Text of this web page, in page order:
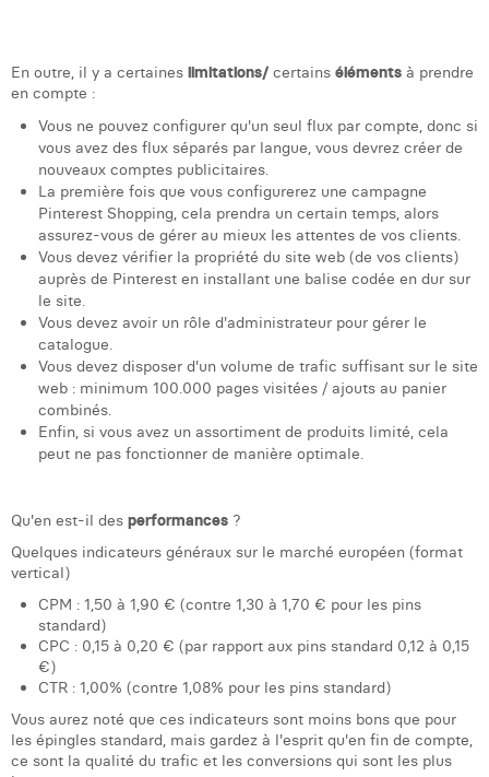
En outre, il y a certaines limitations/ certains éléments à prendre
en compte :
Vous ne pouvez configurer qu'un seul flux par compte, donc si
vous avez des flux séparés par langue, vous devrez créer de
nouveaux comptes publicitaires.
La première fois que vous configurerez une campagne
Pinterest Shopping, cela prendra un certain temps, alors
assurez-vous de gérer au mieux les attentes de vos clients.
Vous devez vérifier la propriété du site web (de vos clients)
auprès de Pinterest en installant une balise codée en dur sur
le site.
Vous devez avoir un rôle d'administrateur pour gérer le
catalogue.
Vous devez disposer d'un volume de trafic suffisant sur le site
web : minimum 100.000 pages visitées / ajouts au panier
combinés.
Enfin, si vous avez un assortiment de produits limité, cela
peut ne pas fonctionner de manière optimale.
Qu'en est-il des performances ?
Quelques indicateurs généraux sur le marché européen (format
vertical)
CPM : 1,50 à 1,90 € (contre 1,30 à 1,70 € pour les pins
standard)
CPC : 0,15 à 0,20 € (par rapport aux pins standard 0,12 à 0,15
€)
CTR : 1,00% (contre 1,08% pour les pins standard)
Vous aurez noté que ces indicateurs sont moins bons que pour
les épingles standard, mais gardez à l'esprit qu'en fin de compte,
ce sont la qualité du trafic et les conversions qui sont les plus